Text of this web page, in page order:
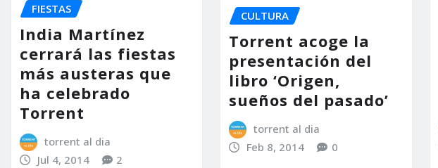
FIESTAS
India Martínez
cerrará las fiestas
más austeras que
ha celebrado
Torrent
torrent al dia
Jul 4, 2014
2
CULTURA
Torrent acoge la
presentación del
libro ‘Origen,
sueños del pasado’
torrent al dia
Feb 8, 2014
0